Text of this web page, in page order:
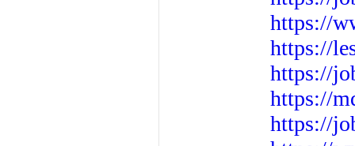
https://
https://
https://
https://
https://